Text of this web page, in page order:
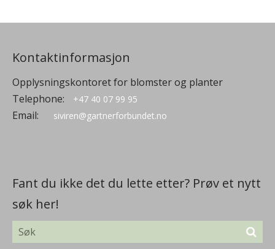
Kontaktinformasjon
Opplysningskontoret for blomster og planter
Telephone:
+47 40 07 99 95
Email: siviren@gartnerforbundet.no
Fant du ikke det du lette etter? Prøv et nytt
søk her!